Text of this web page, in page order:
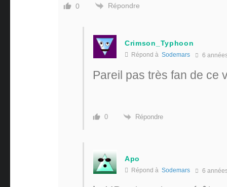
0 Répondre
Crimson_Typhoon
Répond à Sodemars 6
Pareil pas très fan de ce
0 Répondre
Apo
Répond à Sodemars 6